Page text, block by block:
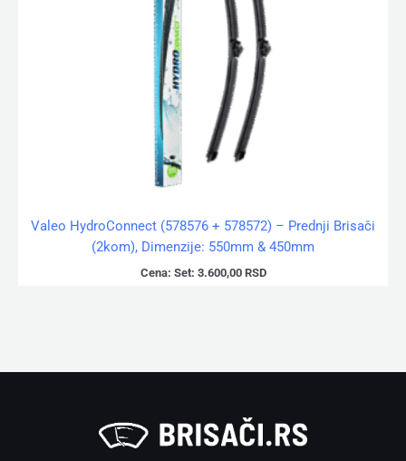
Valeo HydroConnect (578576 + 578572) – Prednji Brisači
(2kom), Dimenzije: 550mm & 450mm
Cena: Set: 3.600,00 RSD